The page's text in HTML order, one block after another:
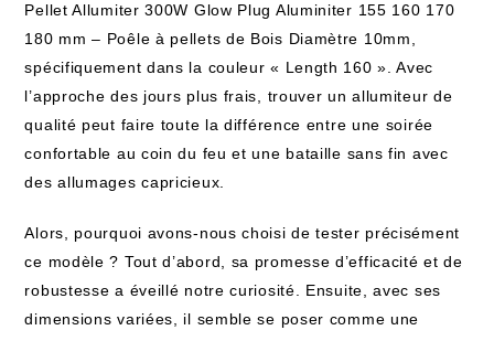
Pellet Allumiter 300W Glow Plug Aluminiter 155 160 170
180 mm – Poêle à pellets de Bois Diamètre 10mm,
spécifiquement dans la couleur « Length 160 ». Avec
l’approche des jours plus frais, trouver un allumiteur de
qualité peut faire toute la différence entre une soirée
confortable au coin du feu et une bataille sans fin avec
des allumages capricieux.
Alors, pourquoi avons-nous choisi de tester précisément
ce modèle ? Tout d’abord, sa promesse d’efficacité et de
robustesse a éveillé notre curiosité. Ensuite, avec ses
dimensions variées, il semble se poser comme une